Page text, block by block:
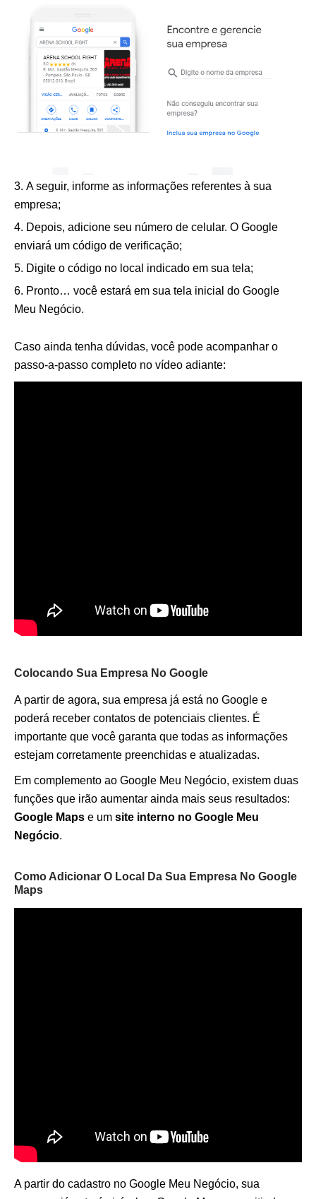
A seguir, informe as informações referentes à sua
empresa;
Depois, adicione seu número de celular. O Google
enviará um código de verificação;
Digite o código no local indicado em sua tela;
Pronto… você estará em sua tela inicial do Google
Meu Negócio.
Caso ainda tenha dúvidas, você pode acompanhar o
passo-a-passo completo no vídeo adiante:
Colocando Sua Empresa No Google
A partir de agora, sua empresa já está no Google e
poderá receber contatos de potenciais clientes. É
importante que você garanta que todas as informações
estejam corretamente preenchidas e atualizadas.
Em complemento ao Google Meu Negócio, existem duas
funções que irão aumentar ainda mais seus resultados:
Google Maps e um site interno no Google Meu
Negócio.
Como Adicionar O Local Da Sua Empresa No Google
Maps
A partir do cadastro no Google Meu Negócio, sua